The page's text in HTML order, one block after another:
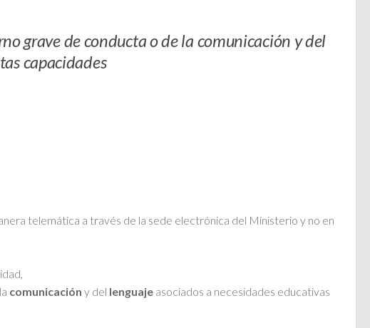
grave de conducta o de la comunicación y del
capacidades
telemática a través de la sede electrónica del Ministerio y no en
comunicación y del lenguajeasociados a necesidades educativas